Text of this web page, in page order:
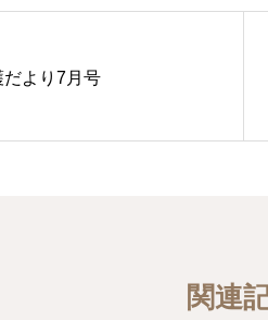
だより7月号
関連